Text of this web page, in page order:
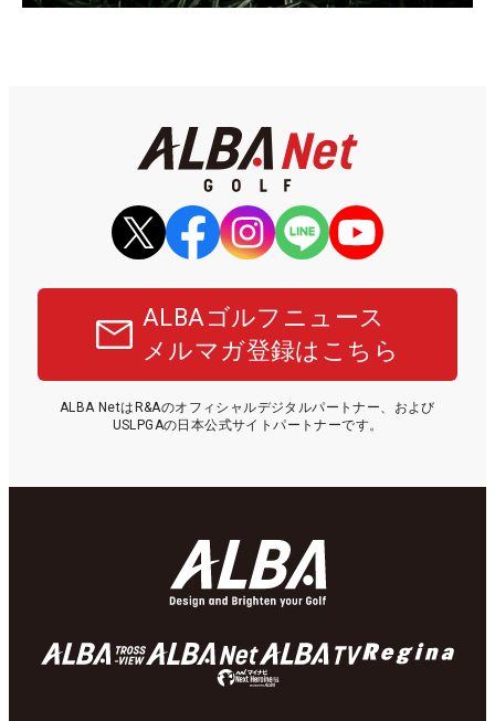
ALBAゴルフニュース
メルマガ登録はこちら
ALBA NetはR&Aのオフィシャルデジタルパートナー、および
USLPGAの日本公式サイトパートナーです。